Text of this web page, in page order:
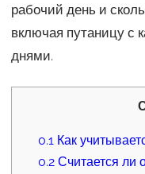
рабочий день и
включая путаницу с
днями.
0.1 Как
0.2 Считается ли